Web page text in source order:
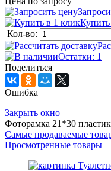
Кол-во:
Остатки: 1
Поделиться
Ошибка
Закрыть окно
Фоторамка 21*30
Самые продаваемые
Просмотренные товары